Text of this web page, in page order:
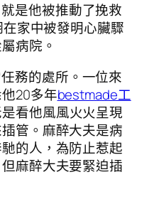
是他被推動了挽救
在家中被發明心臟驟
病院。
務的處所。一位來
20多年bestmade工
看他風風火火呈現
管。麻醉大夫是病
的人，為防止惹起
麻醉大夫要緊迫插